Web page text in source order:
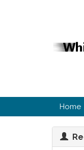
Home